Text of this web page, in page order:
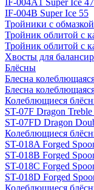
IF-004A1 Super Ice 47
IF-004B Super Ice 55
Тройники с обмазкой
Тройник облитой с
Тройник облитой с
Хвосты для
Блёсны
Блесна
Блесна
Колеблющиеся
ST-07F Dragon
ST-07FD Dragon
Колеблющиеся
ST-018A Forged
ST-018B Forged
ST-018C Forged
ST-018D Forged
Колеблющиеся